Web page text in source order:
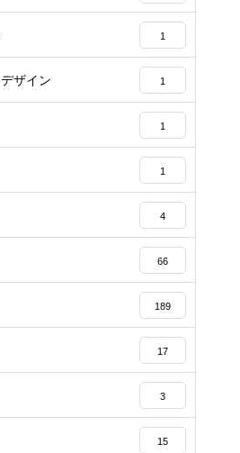
1
ザイン 1
1
1
4
66
189
17
3
15